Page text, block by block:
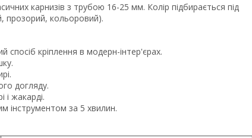
карнизів з трубою 16-25 мм. Колір підбирається під
прозорий, кольоровий).
спосіб кріплення в модерн-інтер'єрах.
догляду.
і жакарді.
інструментом за 5 хвилин.